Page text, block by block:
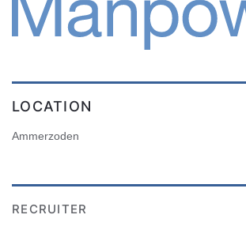
LOCATION
Ammerzoden
RECRUITER